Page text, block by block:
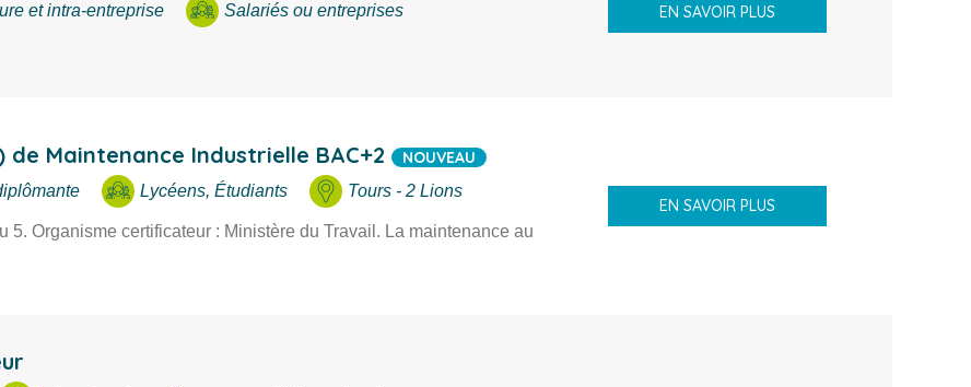
et intra-entreprise Salariés ou entreprises EN SAVOIR PLUS
de Maintenance Industrielle BAC+2 NOUVEAU
Lycéens, Étudiants Tours - 2 Lions
5. Organisme certificateur : Ministère du Travail. La maintenance au
EN SAVOIR PLUS